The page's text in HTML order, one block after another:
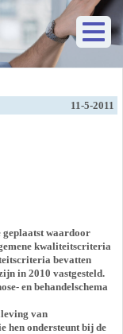
11-5-2011
geplaatst waardoor
kwaliteitscriteria
bevatten
in 2010 vastgesteld.
en behandelschema
van
hen ondersteunt bij de